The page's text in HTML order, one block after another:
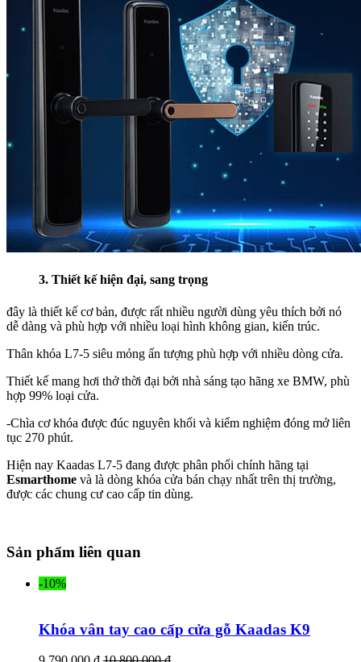
3. Thiết kế hiện đại, sang trọng
đây là thiết kế cơ bản, được rất nhiều người dùng yêu thích bởi nó
dễ dàng và phù hợp với nhiều loại hình không gian, kiến trúc.
Thân khóa L7-5 siêu mỏng ấn tượng phù hợp với nhiều dòng cửa.
Thiết kế mang hơi thở thời đại bởi nhà sáng tạo hãng xe BMW, phù
hợp 99% loại cửa.
-Chìa cơ khóa được đúc nguyên khối và kiểm nghiệm đóng mở liên
tục 270 phút.
Hiện nay Kaadas L7-5 đang được phân phối chính hãng tại
Esmarthome và là dòng khóa cửa bán chạy nhất trên thị trường,
được các chung cư cao cấp tin dùng.
Sản phẩm liên quan
-10%
Khóa vân tay cao cấp cửa gỗ Kaadas K9